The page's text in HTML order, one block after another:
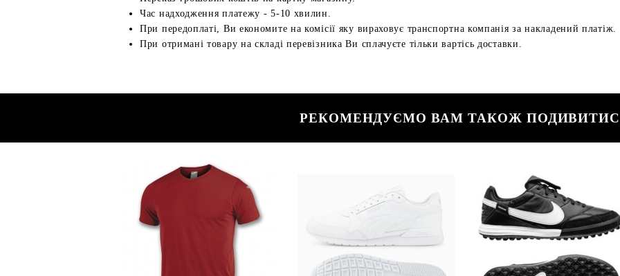
Час надходження платежу - 5-10 хвилин.
При передоплаті, Ви економите на комісії яку вираховує транспортна компанія за накладений платіж.
При отримані товару на складі перевізника Ви сплачуєте тільки вартісь доставки.
РЕКОМЕНДУЄМО ВАМ ТАКОЖ